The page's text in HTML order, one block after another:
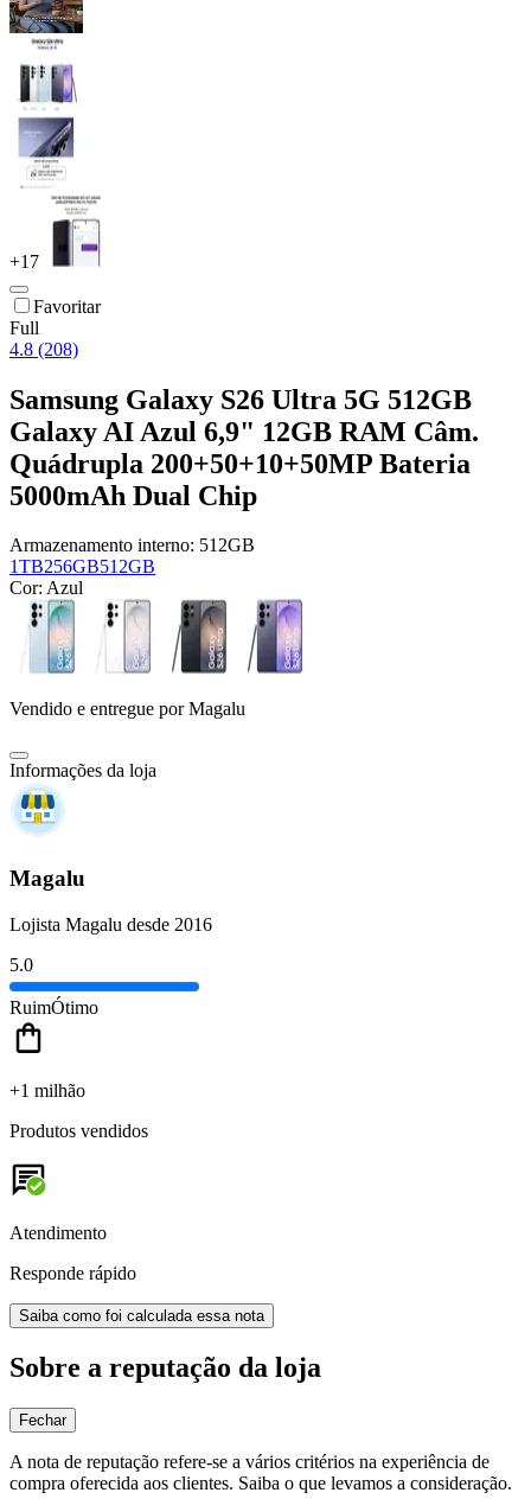
+17
Favoritar
Full
4.8 (208)
Samsung Galaxy S26 Ultra 5G 512GB
Galaxy AI Azul 6,9" 12GB RAM Câm.
Quádrupla 200+50+10+50MP Bateria
5000mAh Dual Chip
Armazenamento interno: 512GB
1TB256GB512GB
Cor: Azul
Vendido e entregue por Magalu
Informações da loja
Magalu
Lojista Magalu desde 2016
5.0
RuimÓtimo
+1 milhão
Produtos vendidos
Atendimento
Responde rápido
Saiba como foi calculada essa nota
Sobre a reputação da loja
Fechar
A nota de reputação refere-se a vários critérios na experiência de
compra oferecida aos clientes. Saiba o que levamos a consideração.